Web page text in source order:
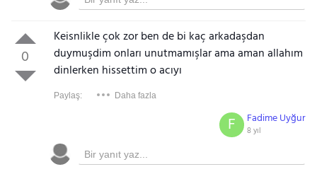
0
Keisnlikle çok zor ben de bi kaç arkadaşdan
duymuşdim onları unutmamışlar ama aman allahım
dinlerken hissettim o acıyı
Paylaş: Daha fazla
Fadime Uyğur
8 yıl
F